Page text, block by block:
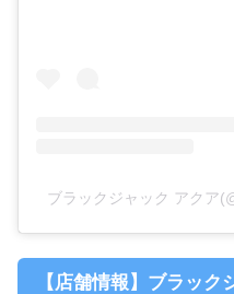
ブラックジャック アクア
【店舗情報】ブラック